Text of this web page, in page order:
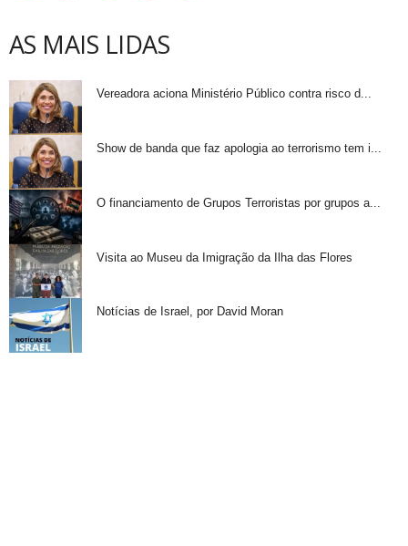
AS MAIS LIDAS
Vereadora aciona Ministério Público contra risco d...
Show de banda que faz apologia ao terrorismo tem i...
O financiamento de Grupos Terroristas por grupos a...
Visita ao Museu da Imigração da Ilha das Flores
Notícias de Israel, por David Moran